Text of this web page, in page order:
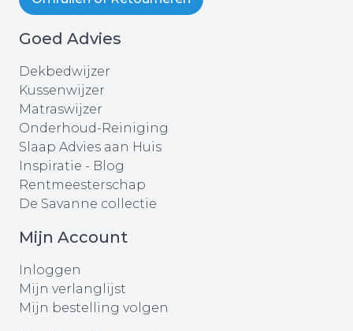
Goed Advies
Dekbedwijzer
Kussenwijzer
Matraswijzer
Onderhoud-Reiniging
Slaap Advies aan Huis
Inspiratie - Blog
Rentmeesterschap
De Savanne collectie
Mijn Account
Inloggen
Mijn verlanglijst
Mijn bestelling volgen